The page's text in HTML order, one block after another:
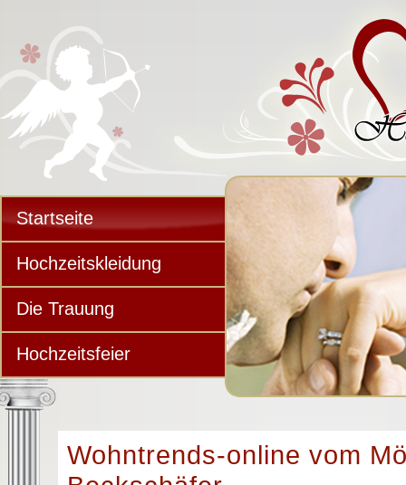
Startseite
Hochzeitskleidung
Die Trauung
Hochzeitsfeier
Wohntrends-online vom